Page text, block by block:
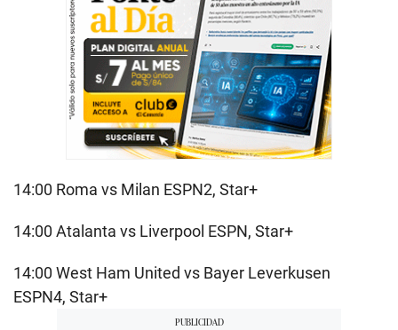
14:00 Roma vs Milan ESPN2, Star+
14:00 Atalanta vs Liverpool ESPN, Star+
14:00 West Ham United vs Bayer Leverkusen
ESPN4, Star+